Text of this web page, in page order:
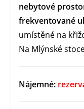
nebytové
frekventované
umístěné na
Na Mlýnské
Nájemné: